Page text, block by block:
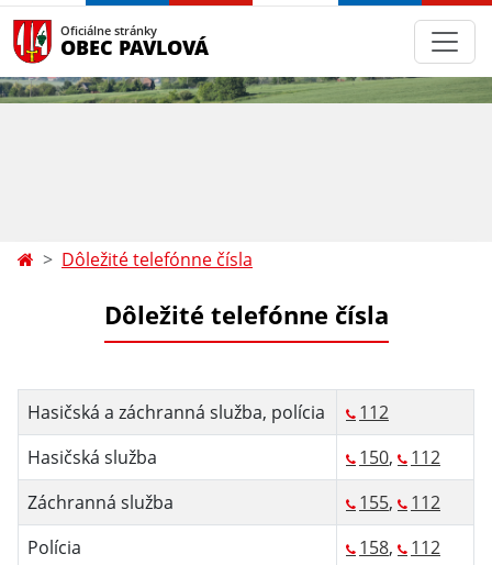
Oficiálne stránky
OBEC PAVLOVÁ
Dôležité telefónne čísla
Dôležité telefónne čísla
Hasičská a záchranná služba, polícia
112
Hasičská služba
150,
112
Záchranná služba
155,
112
Polícia
158,
112